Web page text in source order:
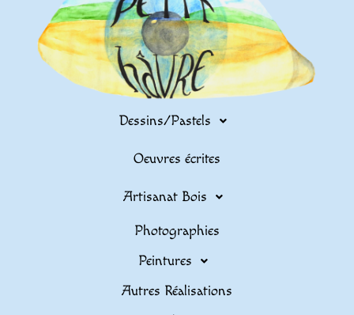
Dessins/Pastels
Oeuvres écrites
Artisanat Bois
Photographies
Peintures
Autres Réalisations